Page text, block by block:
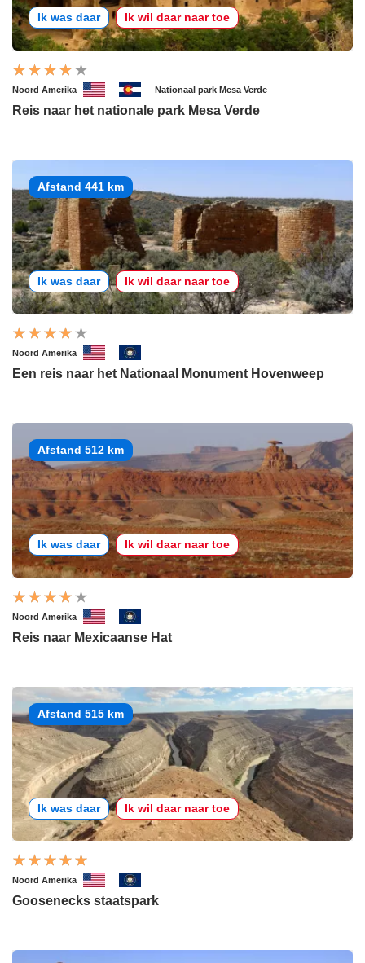
Ik was daar Ik wil daar naar toe
Noord Amerika Nationaal park Mesa Verde
Reis naar het nationale park Mesa Verde
Afstand 441 km
Ik was daar Ik wil daar naar toe
Noord Amerika
Een reis naar het Nationaal Monument Hovenweep
Afstand 512 km
Ik was daar Ik wil daar naar toe
Noord Amerika
Reis naar Mexicaanse Hat
Afstand 515 km
Ik was daar Ik wil daar naar toe
Noord Amerika
Goosenecks staatspark